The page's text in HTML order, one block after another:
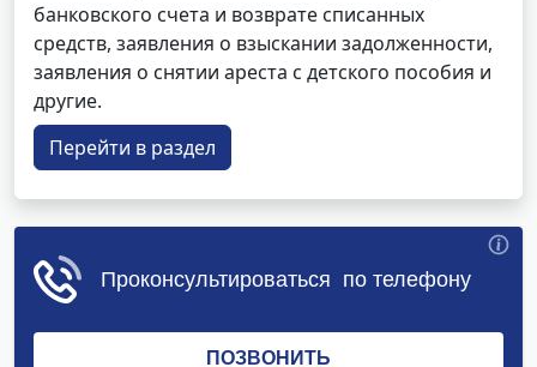
банковского счета и возврате списанных
средств, заявления о взыскании задолженности,
заявления о снятии ареста с детского пособия и
другие.
Перейти в раздел